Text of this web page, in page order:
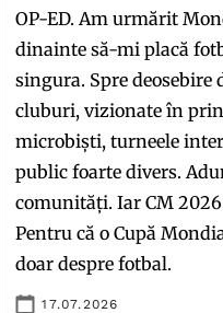
OP-ED. Am urmărit
dinainte să-mi placă
singura. Spre deosebire
cluburi, vizionate în
microbiști, turneele
public foarte divers.
comunități. Iar CM
Pentru că o Cupă
doar despre fotbal.
17.07.2026